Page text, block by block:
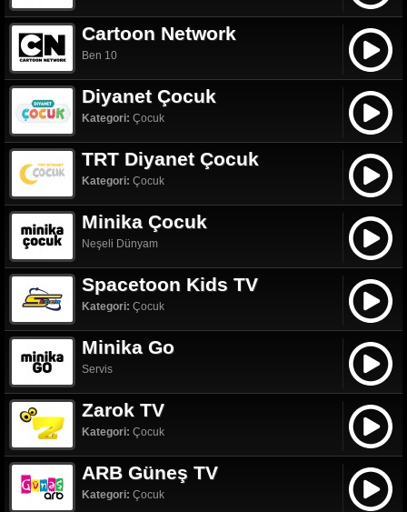
Cartoon Network
Ben 10
Diyanet Çocuk
Kategori: Çocuk
TRT Diyanet Çocuk
Kategori: Çocuk
Minika Çocuk
Neşeli Dünyam
Spacetoon Kids TV
Kategori: Çocuk
Minika Go
Servis
Zarok TV
Kategori: Çocuk
ARB Güneş TV
Kategori: Çocuk